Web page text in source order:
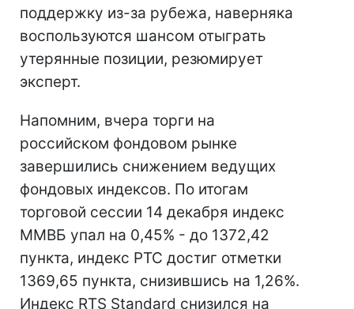
поддержку из-за рубежа, наверняка
воспользуются шансом отыграть
утерянные позиции, резюмирует
эксперт.
Напомним, вчера торги на
российском фондовом рынке
завершились снижением ведущих
фондовых индексов. По итогам
торговой сессии 14 декабря индекс
ММВБ упал на 0,45% - до 1372,42
пункта, индекс РТС достиг отметки
1369,65 пункта, снизившись на 1,26%.
Индекс RTS Standard снизился на